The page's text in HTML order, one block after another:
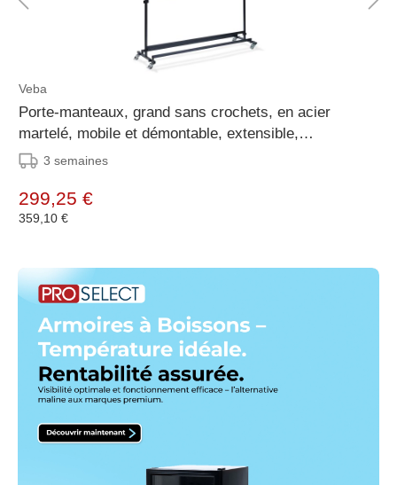
Veba
Porte-manteaux, grand sans crochets, en acier
martelé, mobile et démontable, extensible,
192x60x200cm (BxTxH), C10006
3 semaines
299,25 €
359,10 €